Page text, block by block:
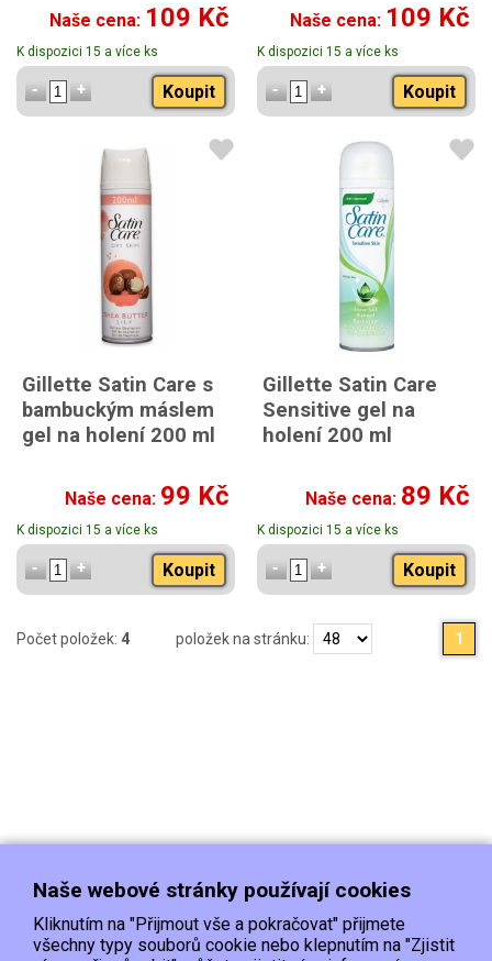
Naše cena: 109 Kč
K dispozici 15 a více ks
Koupit
Naše cena: 109 Kč
K dispozici 15 a více ks
Koupit
Gillette Satin Care s
bambuckým máslem
gel na holení 200 ml
Naše cena: 99 Kč
K dispozici 15 a více ks
Koupit
Gillette Satin Care
Sensitive gel na
holení 200 ml
Naše cena: 89 Kč
K dispozici 15 a více ks
Koupit
Počet položek: 4 položek na stránku: 1
Naše webové stránky používají cookies
Kliknutím na "Přijmout vše a pokračovat" přijmete
všechny typy souborů cookie nebo klepnutím na "Zjistit